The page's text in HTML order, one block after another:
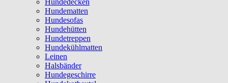
Hundedecken
Hundematten
Hundesofas
Hundehütten
Hundetreppen
Hundekühlmatten
Leinen
Halsbänder
Hundegeschirre